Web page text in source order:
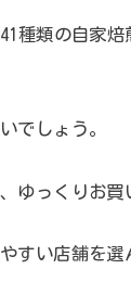
種類の自家
でしょう。
ゆっくりお買
すい店舗を選